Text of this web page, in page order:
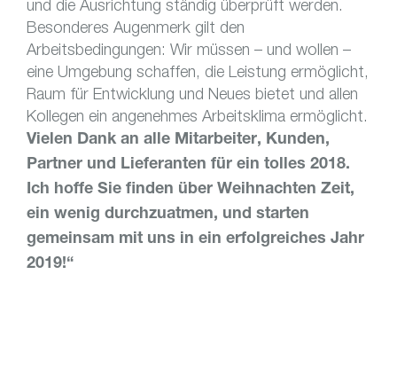
und die Ausrichtung ständig überprüft werden.
Besonderes Augenmerk gilt den
Arbeitsbedingungen: Wir müssen – und wollen –
eine Umgebung schaffen, die Leistung ermöglicht,
Raum für Entwicklung und Neues bietet und allen
Kollegen ein angenehmes Arbeitsklima ermöglicht.
Vielen Dank an alle Mitarbeiter, Kunden,
Partner und Lieferanten für ein tolles 2018.
Ich hoffe Sie finden über Weihnachten Zeit,
ein wenig durchzuatmen, und starten
gemeinsam mit uns in ein erfolgreiches Jahr
2019!“